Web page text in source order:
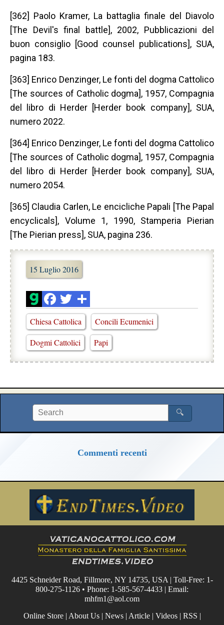
[362] Paolo Kramer, La battaglia finale del Diavolo
[The Devil's final battle], 2002, Pubblicazioni del
buon consiglio [Good counsel publications], SUA,
pagina 183.
[363] Enrico Denzinger, Le fonti del dogma Cattolico
[The sources of Catholic dogma], 1957, Compagnia
del libro di Herder [Herder book company], SUA,
numero 2022.
[364] Enrico Denzinger, Le fonti del dogma Cattolico
[The sources of Catholic dogma], 1957, Compagnia
del libro di Herder [Herder book company], SUA,
numero 2054.
[365] Claudia Carlen, Le encicliche Papali [The Papal
encyclicals], Volume 1, 1990, Stamperia Pierian
[The Pierian press], SUA, pagina 236.
15 Luglio 2016
Chiesa Cattolica
Concili Ecumenici
Dogmi Cattolici
Papi
🔍
Commenti recenti
4425 Schneider Road, Fillmore, NY 14735, USA | Toll-Free: 1-
800-275-1126 • Phone: 1-585-567-4433 | Email:
mhfm1@aol.com
Online Store| About Us| News| Article| Videos| RSS |